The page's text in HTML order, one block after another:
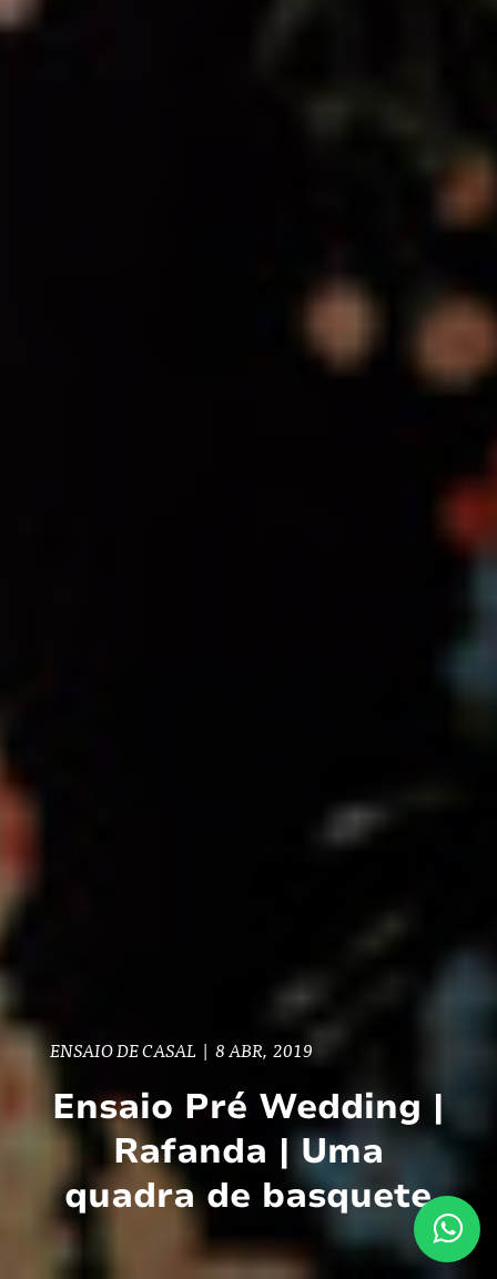
ENSAIO DE CASAL | 8 ABR, 2019
Ensaio Pré Wedding |
Rafanda | Uma
quadra de basquete